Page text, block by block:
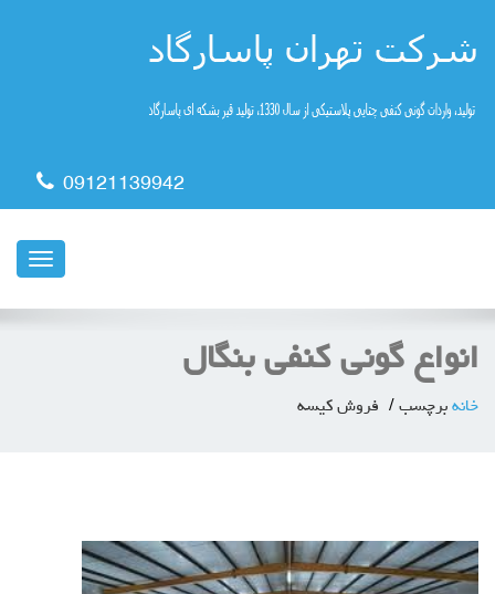
09121139942
ناوبری
انواع گونی کنفی بنگال
خانه برچسب فروش کیسه